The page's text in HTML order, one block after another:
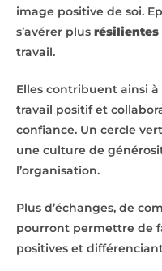
image positive de soi.
s’avérer plus résilientes
travail.
Elles contribuent ainsi
travail positif et
confiance. Un cercle
une culture de
l’organisation.
Plus d’échanges, de
pourront permettre de
positives et